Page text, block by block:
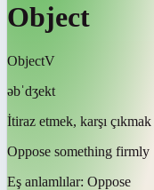
Object
ObjectV
əbˈdʒekt
İtiraz etmek, karşı çıkmak
Oppose something firmly
Eş anlamlılar: Oppose